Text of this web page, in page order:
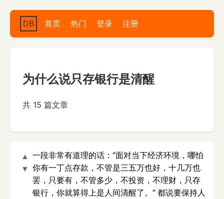
DB 首页 热门 登录 注册
为什么说只存银行是清醒
共 15 篇文章
▲
▼
一段非常有道理的话：“面对当下经济环境，哪怕
你有一丁点存款，不管是三五万也好，十几万也
罢，只要有，不管多少，不投资，不理财，只存
银行，你就算得上是人间清醒了。” 都说要保持人